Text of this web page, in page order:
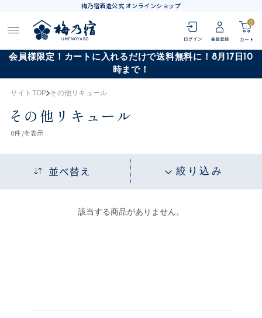
梅乃宿酒造公式 オンラインショップ
0
会員様限定！カートに入れるだけで送料無料に！8月17日10
時まで！
サイトTOP その他リキュール
その他リキュール
0件 /を表示
並べ替え 絞り込み
該当する商品がありません。